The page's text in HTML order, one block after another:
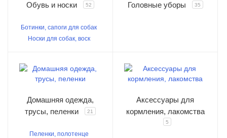
Обувь и носки 52
Ботинки, сапоги для собак
Носки для собак, воск
Головные уборы 35
Домашняя одежда,
трусы, пеленки
21
Пеленки, полотенце
Аксессуары для
кормления, лакомства
5